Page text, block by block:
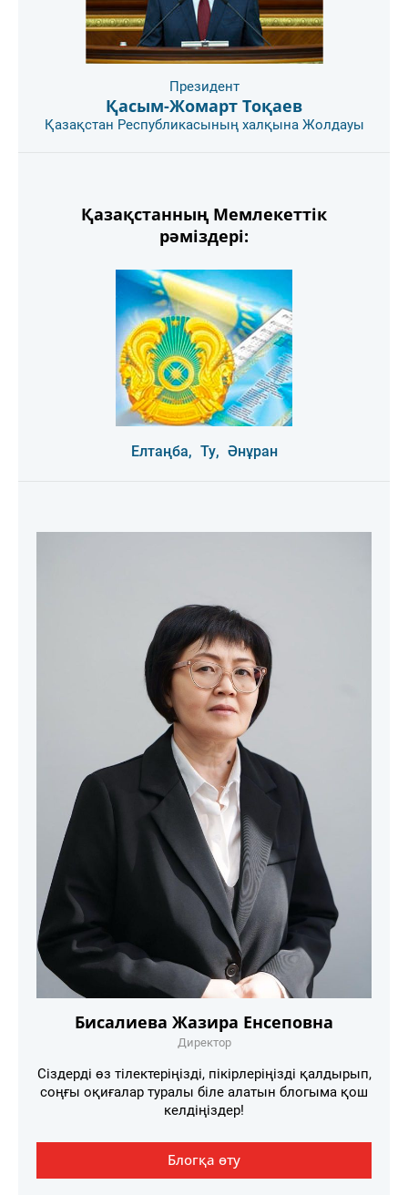
Президент
Қасым-Жомарт Тоқаев
Қазақстан Республикасының халқына Жолдауы
Қазақстанның Мемлекеттік
рәміздері:
Елтаңба, Ту, Әнұран
Бисалиева Жазира Енсеповна
Директор
Сіздерді өз тілектеріңізді, пікірлеріңізді қалдырып,
соңғы оқиғалар туралы біле алатын блогыма қош
келдіңіздер!
Блогқа өту